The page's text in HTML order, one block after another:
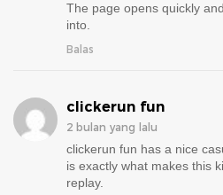
The page opens quickly
into.
Balas
clickerun fun
2 bulan yang lalu
clickerun fun has a nice
is exactly what makes this
replay.